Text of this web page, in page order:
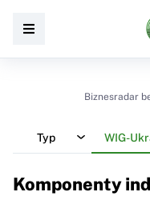
Biznesradar
Typ WIG-
Komponenty